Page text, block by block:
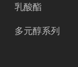
乳酸酯
多元醇系列